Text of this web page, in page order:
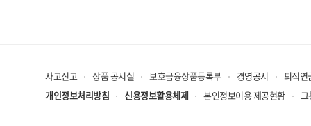
사고신고 상품 공시실 보호금융상품등록부 경영공시
퇴직연
개인정보처리방침
신용정보활용체제 본인정보이용 제공현황 그